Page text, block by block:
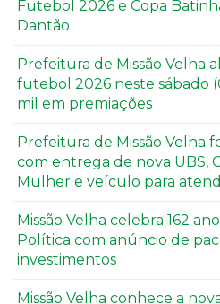
Futebol 2026 e Copa
Dantão
Prefeitura de Missão Velha
futebol 2026 neste sábado
mil em premiações
Prefeitura de Missão Velha
com entrega de nova UBS,
Mulher e veículo para
Missão Velha celebra 162
Política com anúncio de
investimentos
Missão Velha conhece a